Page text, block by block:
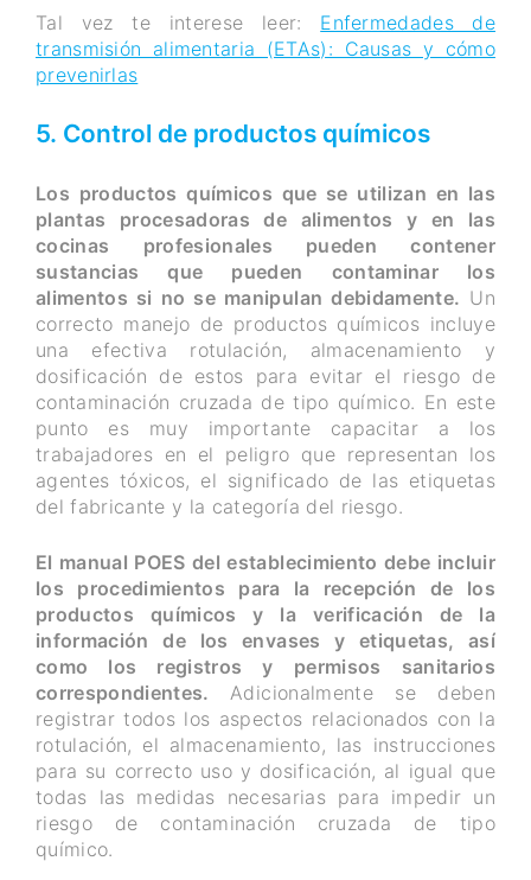
Tal vez te interese leer: Enfermedades de
transmisión alimentaria (ETAs): Causas y cómo
prevenirlas
5. Control de productos químicos
Los productos químicos que se utilizan en las
plantas procesadoras de alimentos y en las
cocinas profesionales pueden contener
sustancias que pueden contaminar los
alimentos si no se manipulan debidamente. Un
correcto manejo de productos químicos incluye
una efectiva rotulación, almacenamiento y
dosificación de estos para evitar el riesgo de
contaminación cruzada de tipo químico. En este
punto es muy importante capacitar a los
trabajadores en el peligro que representan los
agentes tóxicos, el significado de las etiquetas
del fabricante y la categoría del riesgo.
El manual POES del establecimiento debe incluir
los procedimientos para la recepción de los
productos químicos y la verificación de la
información de los envases y etiquetas, así
como los registros y permisos sanitarios
correspondientes. Adicionalmente se deben
registrar todos los aspectos relacionados con la
rotulación, el almacenamiento, las instrucciones
para su correcto uso y dosificación, al igual que
todas las medidas necesarias para impedir un
riesgo de contaminación cruzada de tipo
químico.